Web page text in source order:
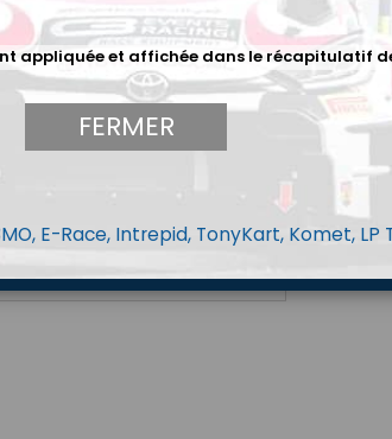
appliquée et affichée dans le récapitulatif
FERMER
E-Race, Intrepid, TonyKart, Komet, LP